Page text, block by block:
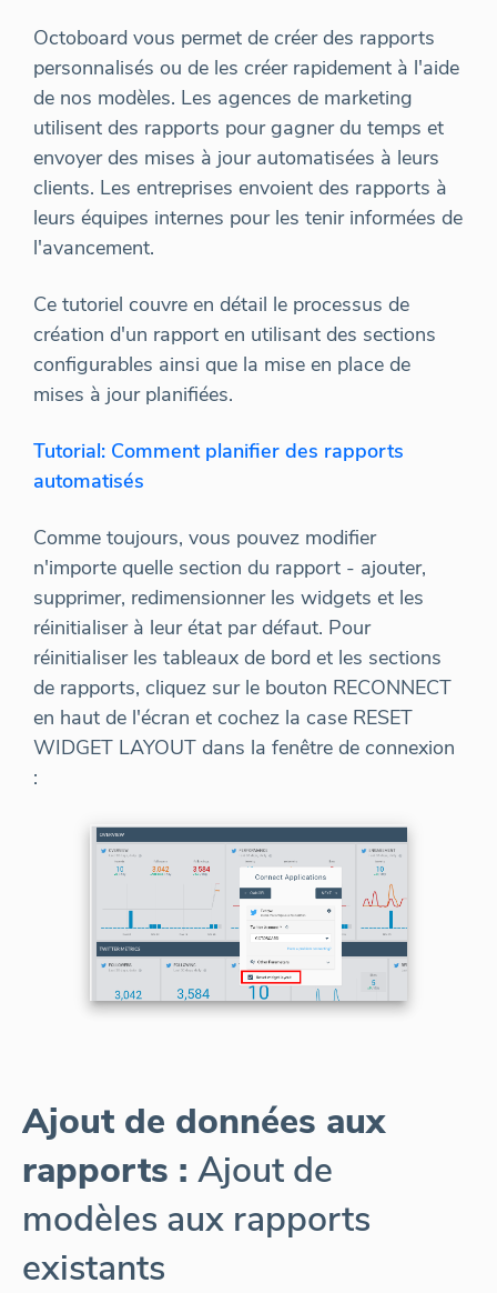
Octoboard vous permet de créer des rapports
personnalisés ou de les créer rapidement à l'aide
de nos modèles. Les agences de marketing
utilisent des rapports pour gagner du temps et
envoyer des mises à jour automatisées à leurs
clients. Les entreprises envoient des rapports à
leurs équipes internes pour les tenir informées de
l'avancement.
Ce tutoriel couvre en détail le processus de
création d'un rapport en utilisant des sections
configurables ainsi que la mise en place de
mises à jour planifiées.
Tutorial: Comment planifier des rapports
automatisés
Comme toujours, vous pouvez modifier
n'importe quelle section du rapport - ajouter,
supprimer, redimensionner les widgets et les
réinitialiser à leur état par défaut. Pour
réinitialiser les tableaux de bord et les sections
de rapports, cliquez sur le bouton RECONNECT
en haut de l'écran et cochez la case RESET
WIDGET LAYOUT dans la fenêtre de connexion
:
Ajout de données aux
rapports : Ajout de
modèles aux rapports
existants